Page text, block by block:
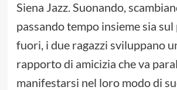
Siena Jazz. Suonando,
passando tempo insieme sia sul
fuori, i due ragazzi sviluppano
rapporto di amicizia che va
manifestarsi nel loro modo di